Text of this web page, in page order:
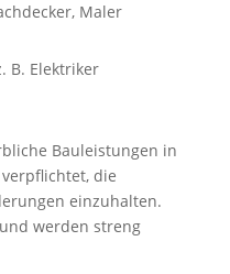
Maler
B. Elektriker
Bauleistungen in
die
einzuhalten.
werden streng